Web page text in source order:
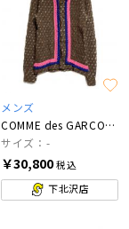
メンズ
COMME des GARCONS HOMME PLUS
サイズ：-
￥30,800税込
下北沢店